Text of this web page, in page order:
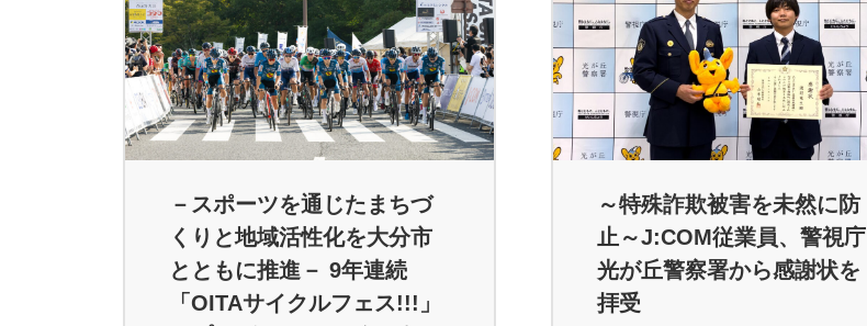
－スポーツを通じたまちづ
くりと地域活性化を大分市
とともに推進－ 9年連続
「OITAサイクルフェス!!!」
～特殊詐欺被害を未然に防
止～J:COM従業員、警視庁
光が丘警察署から感謝状を
拝受